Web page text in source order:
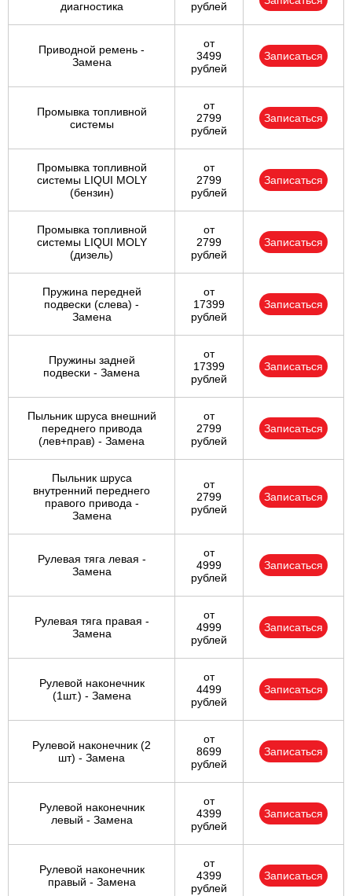
диагностика
рублей
Приводной ремень -
Замена
от
3499
рублей
Записаться
Промывка топливной
системы
от
2799
рублей
Записаться
Промывка топливной
системы LIQUI MOLY
(бензин)
от
2799
рублей
Записаться
Промывка топливной
системы LIQUI MOLY
(дизель)
от
2799
рублей
Записаться
Пружина передней
подвески (слева) -
Замена
от
17399
рублей
Записаться
Пружины задней
подвески - Замена
от
17399
рублей
Записаться
Пыльник шруса внешний
переднего привода
(лев+прав) - Замена
от
2799
рублей
Записаться
Пыльник шруса
внутренний переднего
правого привода -
Замена
от
2799
рублей
Записаться
Рулевая тяга левая -
Замена
от
4999
рублей
Записаться
Рулевая тяга правая -
Замена
от
4999
рублей
Записаться
Рулевой наконечник
(1шт.) - Замена
от
4499
рублей
Записаться
Рулевой наконечник (2
шт) - Замена
от
8699
рублей
Записаться
Рулевой наконечник
левый - Замена
от
4399
рублей
Записаться
Рулевой наконечник
правый - Замена
от
4399
рублей
Записаться